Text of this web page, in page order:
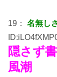
19： 名無し
隠さず
風潮